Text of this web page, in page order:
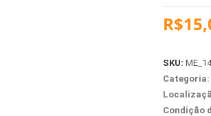
R$
SKU:
Categoria:
Condição